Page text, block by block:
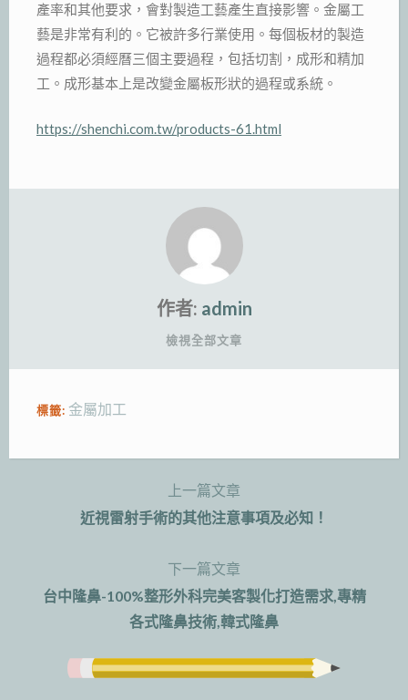
產率和其他要求，會對製造工藝產生直接影響。金屬工
藝是非常有利的。它被許多行業使用。每個板材的製造
過程都必須經曆三個主要過程，包括切割，成形和精加
工。成形基本上是改變金屬板形狀的過程或系統。
https://shenchi.com.tw/products-61.html
作者: admin
檢視全部文章
標籤: 金屬加工
上一篇文章
近視雷射手術的其他注意事項及必知！
下一篇文章
台中隆鼻-100%整形外科完美客製化打造需求,專精
各式隆鼻技術,韓式隆鼻